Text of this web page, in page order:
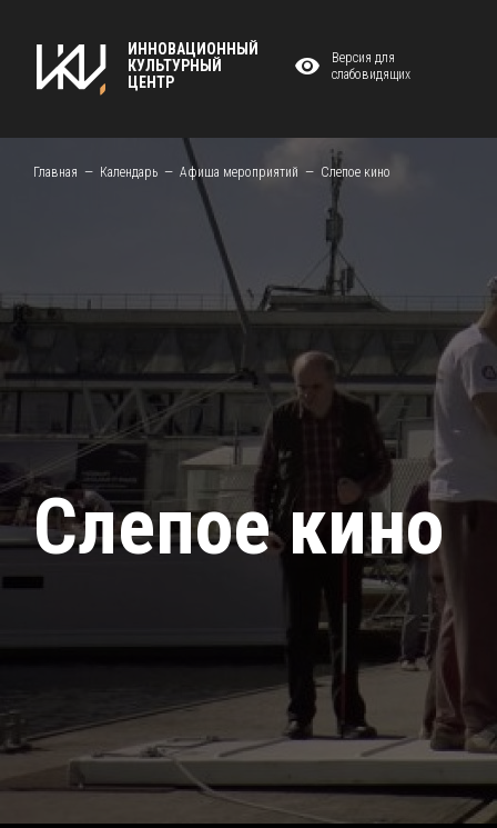
ИННОВАЦИОННЫЙ
КУЛЬТУРНЫЙ
ЦЕНТР
Версия для
слабовидящих
Главная Календарь Афиша мероприятий Слепое кино
Слепое кино